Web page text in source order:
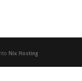
Nix Hosting